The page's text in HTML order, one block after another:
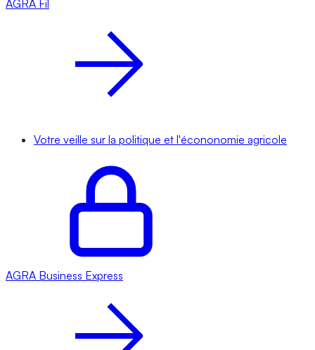
AGRA Fil
Votre veille sur la politique et l'écononomie agricole
AGRA Business Express